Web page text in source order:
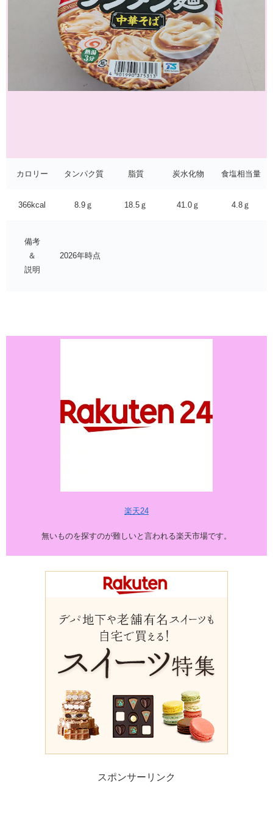
カロリー タンパク質 脂質 炭水化物 食塩相当量
366kcal 8.9ｇ 18.5ｇ 41.0ｇ 4.8ｇ
備考
＆
説明
2026年時点
楽天24
無いものを探すのが難しいと言われる楽天市場です。
スポンサーリンク